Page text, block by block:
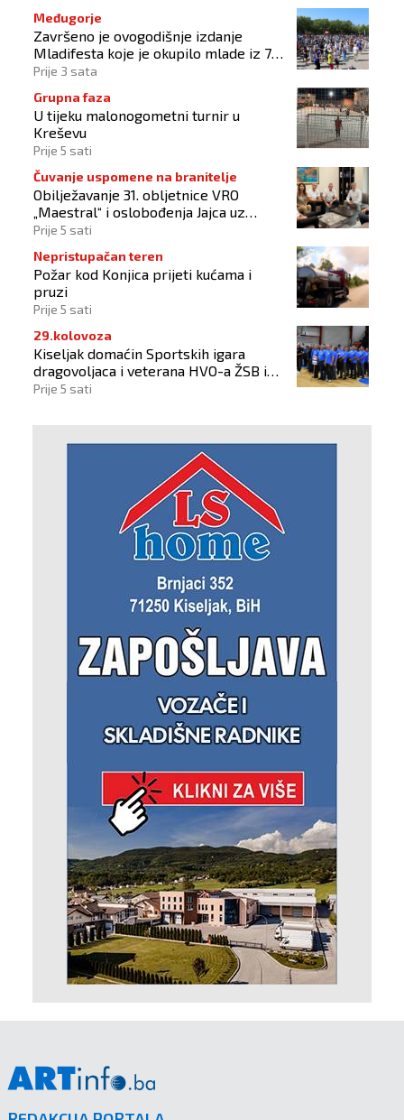
Međugorje
Završeno je ovogodišnje izdanje
Mladifesta koje je okupilo mlade iz 73
zemlje svijeta
Prije 3 sata
Grupna faza
U tijeku malonogometni turnir u
Kreševu
Prije 5 sati
Čuvanje uspomene na branitelje
Obilježavanje 31. obljetnice VRO
„Maestral“ i oslobođenja Jajca uz
pokroviteljstvo HNS-a BiH
Prije 5 sati
Nepristupačan teren
Požar kod Konjica prijeti kućama i
pruzi
Prije 5 sati
29.kolovoza
Kiseljak domaćin Sportskih igara
dragovoljaca i veterana HVO-a ŽSB i
Dana branitelja
Prije 5 sati